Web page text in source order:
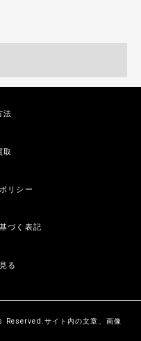
法
取
リシー
づく表記
る
サイト内の文章、画像